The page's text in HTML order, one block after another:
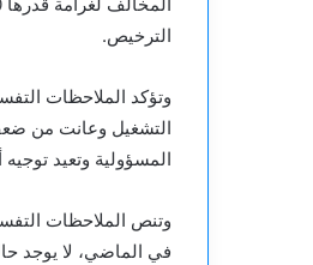
الترخيص.
وتؤكد الملاحظات
التشغيل وعانت من
المسؤولية وتعيد توجيه
وتنص الملاحظات
في الماضي، لا يوجد